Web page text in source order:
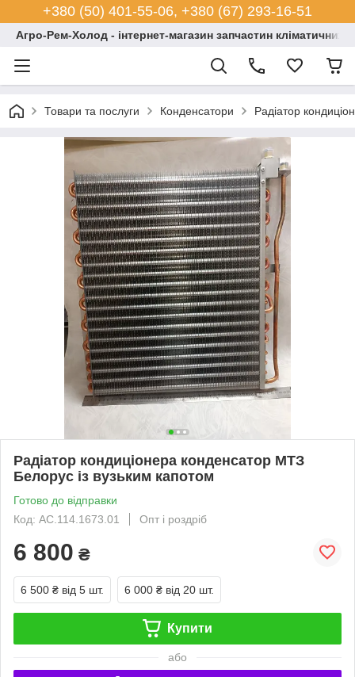
+380 (50) 401-55-06, +380 (67) 293-16-51
Агро-Рем-Холод - інтернет-магазин запчастин кліматичних
Товари та послуги Конденсатори Радіатор
Радіатор кондиціонера конденсатор МТЗ
Белорус із вузьким капотом
Готово до відправки
Код: АС.114.1673.01
Опт і роздріб
6 800 ₴
6 500 ₴ від 5 шт. 6 000 ₴ від 20 шт.
Купити
або